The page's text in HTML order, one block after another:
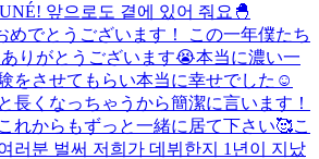
앞으로도 곁에 있어 줘요🐣
めでとうございます！ この一年僕たち
りがとうございます😭本当に濃い一
をさせてもらい本当に幸せでした☺️
長くなっちゃうから簡潔に言います！
れからもずっと一緒に居て下さい🥰こ
러분 벌써 저희가 데뷔한지 1년이 지났